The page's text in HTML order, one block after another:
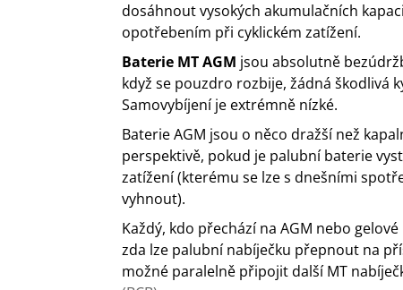
dosáhnout vysokých akumulačních
opotřebením při cyklickém zatížení.
Baterie MT AGM jsou absolutně
když se pouzdro rozbije, žádná škodlivá
Samovybíjení je extrémně nízké.
Baterie AGM jsou o něco dražší než
perspektivě, pokud je palubní baterie
zatížení (kterému se lze s dnešními
vyhnout).
Každý, kdo přechází na AGM nebo
zda lze palubní nabíječku přepnout na
možné paralelně připojit další MT